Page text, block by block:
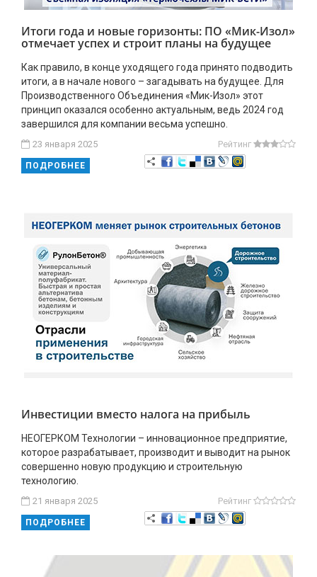
Итоги года и новые горизонты: ПО «Мик-Изол»
отмечает успех и строит планы на будущее
Как правило, в конце уходящего года принято подводить
итоги, а в начале нового – загадывать на будущее. Для
Производственного Объединения «Мик-Изол» этот
принцип оказался особенно актуальным, ведь 2024 год
завершился для компании весьма успешно.
23 января 2025 Рейтинг
ПОДРОБНЕЕ
Инвестиции вместо налога на прибыль
НЕОГЕРКОМ Технологии – инновационное предприятие,
которое разрабатывает, производит и выводит на рынок
совершенно новую продукцию и строительную
технологию.
21 января 2025 Рейтинг
ПОДРОБНЕЕ